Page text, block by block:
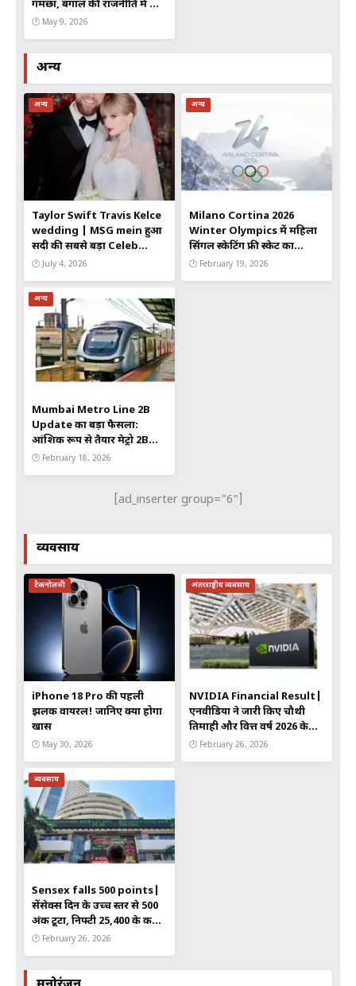
गमछा, बंगाल की राजनीति में शुरू
हुआ नया अध्याय
🕐 May 9, 2026
अन्य
अन्य
Taylor Swift Travis Kelce
wedding | MSG mein हुआ
सदी की सबसे बड़ा Celeb
Wedding 2026
🕐 July 4, 2026
अन्य
Milano Cortina 2026
Winter Olympics में महिला
सिंगल स्केटिंग फ्री स्केट का
रोमांच: नियम, दावेदार और पूरा
🕐 February 19, 2026
अन्य
Mumbai Metro Line 2B
Update का बड़ा फैसला:
आंशिक रूप से तैयार मेट्रो 2B
कॉरिडोर पर छठे स्टेशन की
🕐 February 18, 2026
[ad_inserter group="6"]
व्यवसाय
टैकनोलजी
iPhone 18 Pro की पहली
झलक वायरल! जानिए क्या होगा
खास
🕐 May 30, 2026
अंतरराष्ट्रीय व्यवसाय
NVIDIA Financial Result|
एनवीडिया ने जारी किए चौथी
तिमाही और वित्त वर्ष 2026 के
नतीजे—रेवेन्यू और AI कारोबार
🕐 February 26, 2026
व्यवसाय
Sensex falls 500 points|
सेंसेक्स दिन के उच्च स्तर से 500
अंक टूटा, निफ्टी 25,400 के करीब
—ग्लोबल संकेतों से बाजार पर
🕐 February 26, 2026